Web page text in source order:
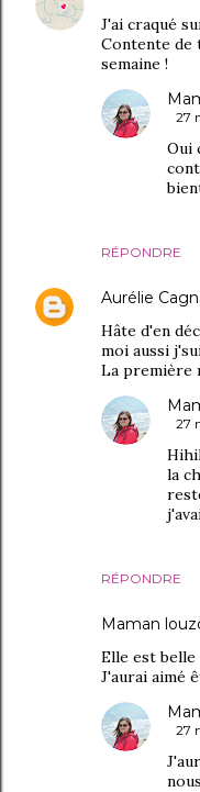
J'ai craqué
Contente de
semaine !
RÉPONDRE
27
Oui
Aurélie
Hâte d'en
moi aussi
La première
RÉPONDRE
27
la
Maman
Elle est belle
J'aurai aimé
27